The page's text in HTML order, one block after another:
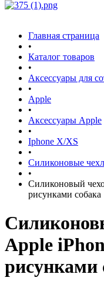
Главная страница
•
Каталог товаров
•
Аксессуары для
•
Apple
•
Аксессуары Apple
•
Iphone X/XS
•
Силиконовые
•
Силиконовый
рисунками собака
Apple
рисунками